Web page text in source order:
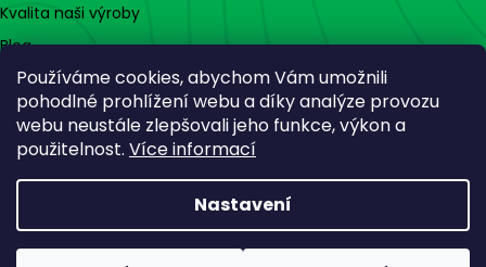
Používáme cookies, abychom Vám umožnili
pohodlné prohlížení webu a díky analýze provozu
webu neustále zlepšovali jeho funkce, výkon a
použitelnost. Více informací
Nastavení
Kvalita naši výroby
Blog
Copyright 2026Jigovky.cz. Všechna práva vyhrazena.